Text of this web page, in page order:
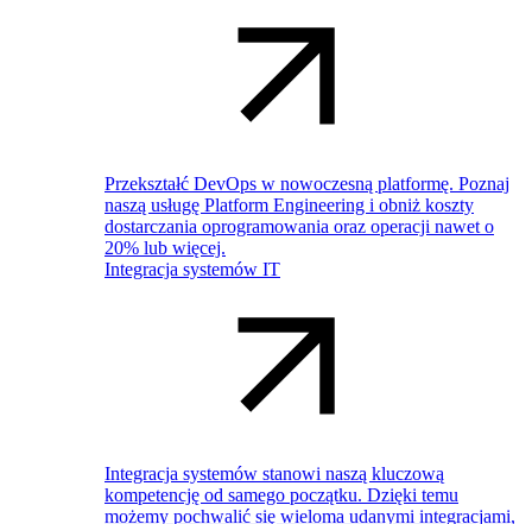
Przekształć DevOps w nowoczesną platformę. Poznaj
naszą usługę Platform Engineering i obniż koszty
dostarczania oprogramowania oraz operacji nawet o
20% lub więcej.
Integracja systemów IT
Integracja systemów stanowi naszą kluczową
kompetencję od samego początku. Dzięki temu
możemy pochwalić się wieloma udanymi integracjami,